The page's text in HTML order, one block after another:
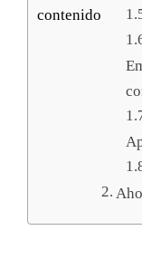
contenido